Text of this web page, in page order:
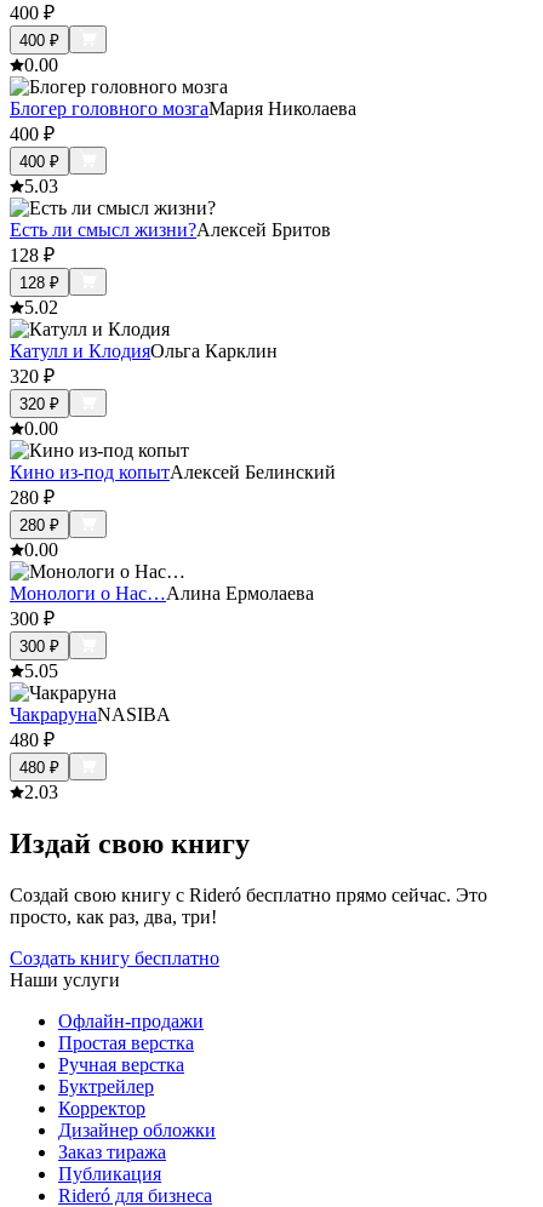
400 ₽
400 ₽
0.00
Блогер головного мозгаМария Николаева
400 ₽
400 ₽
5.03
Есть ли смысл жизни?Алексей Бритов
128 ₽
128 ₽
5.02
Катулл и КлодияОльга Карклин
320 ₽
320 ₽
0.00
Кино из-под копытАлексей Белинский
280 ₽
280 ₽
0.00
Монологи о Нас…Алина Ермолаева
300 ₽
300 ₽
5.05
ЧакрарунаNASIBA
480 ₽
480 ₽
2.03
Издай свою книгу
Создай свою книгу с Rideró бесплатно прямо сейчас. Это
просто, как раз, два, три!
Создать книгу бесплатно
Наши услуги
Офлайн-продажи
Простая верстка
Ручная верстка
Буктрейлер
Корректор
Дизайнер обложки
Заказ тиража
Публикация
Rideró для бизнеса